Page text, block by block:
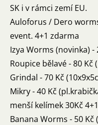
SK i v rámci zemí EU.
Auloforus / Dero
event. 4+1 zdarma
Izya Worms (novinka) -
Roupice bělavé - 80 Kč
Grindal - 70 Kč
Mikry - 40 Kč
menší kelímek 30Kč
Banana Worms - 50 Kč